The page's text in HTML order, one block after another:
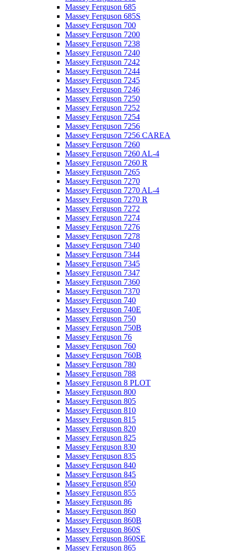
Massey Ferguson 685
Massey Ferguson 685S
Massey Ferguson 700
Massey Ferguson 7200
Massey Ferguson 7238
Massey Ferguson 7240
Massey Ferguson 7242
Massey Ferguson 7244
Massey Ferguson 7245
Massey Ferguson 7246
Massey Ferguson 7250
Massey Ferguson 7252
Massey Ferguson 7254
Massey Ferguson 7256
Massey Ferguson 7256 CAREA
Massey Ferguson 7260
Massey Ferguson 7260 AL-4
Massey Ferguson 7260 R
Massey Ferguson 7265
Massey Ferguson 7270
Massey Ferguson 7270 AL-4
Massey Ferguson 7270 R
Massey Ferguson 7272
Massey Ferguson 7274
Massey Ferguson 7276
Massey Ferguson 7278
Massey Ferguson 7340
Massey Ferguson 7344
Massey Ferguson 7345
Massey Ferguson 7347
Massey Ferguson 7360
Massey Ferguson 7370
Massey Ferguson 740
Massey Ferguson 740E
Massey Ferguson 750
Massey Ferguson 750B
Massey Ferguson 76
Massey Ferguson 760
Massey Ferguson 760B
Massey Ferguson 780
Massey Ferguson 788
Massey Ferguson 8 PLOT
Massey Ferguson 800
Massey Ferguson 805
Massey Ferguson 810
Massey Ferguson 815
Massey Ferguson 820
Massey Ferguson 825
Massey Ferguson 830
Massey Ferguson 835
Massey Ferguson 840
Massey Ferguson 845
Massey Ferguson 850
Massey Ferguson 855
Massey Ferguson 86
Massey Ferguson 860
Massey Ferguson 860B
Massey Ferguson 860S
Massey Ferguson 860SE
Massey Ferguson 865